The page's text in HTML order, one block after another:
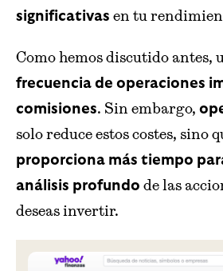
significativas en tu
Como hemos discutido antes,
frecuencia de operaciones
comisiones. Sin embargo,
solo reduce estos costes, sino
proporciona más tiempo
análisis profundo de las
deseas invertir.